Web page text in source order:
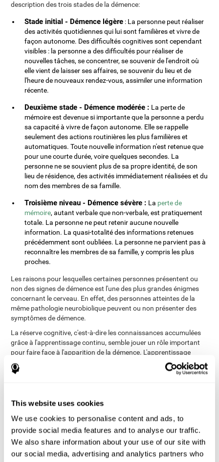
This website uses cookies
We use cookies to personalise content and ads, to
provide social media features and to analyse our traffic.
We also share information about your use of our site with
our social media, advertising and analytics partners who
description des trois stades de la démence:
Stade initial - Démence légère : La personne peut réaliser
des activités quotidiennes qui lui sont familières et vivre de
façon autonome. Des difficultés cognitives sont cependant
visibles : la personne a des difficultés pour réaliser de
nouvelles tâches, se concentrer, se souvenir de l'endroit où
elle vient de laisser ses affaires, se souvenir du lieu et de
l'heure de nouveaux rendez-vous, assimiler une information
récente.
Deuxième stade - Démence modérée : La perte de
mémoire est devenue si importante que la personne a perdu
sa capacité à vivre de façon autonome. Elle se rappelle
seulement des actions routinières les plus familières et
automatiques. Toute nouvelle information n'est retenue que
pour une courte durée, voire quelques secondes. La
personne ne se souvient plus de sa propre identité, de son
lieu de résidence, des activités immédiatement réalisées et du
nom des membres de sa famille.
Troisième niveau - Démence sévère : La perte de
mémoire, autant verbale que non-verbale, est pratiquement
totale. La personne ne peut retenir aucune nouvelle
information. La quasi-totalité des informations retenues
précédemment sont oubliées. La personne ne parvient pas à
reconnaître les membres de sa famille, y compris les plus
proches.
Les raisons pour lesquelles certaines personnes présentent ou
non des signes de démence est l'une des plus grandes énigmes
concernant le cerveau. En effet, des personnes atteintes de la
même pathologie neurobiolique peuvent ou non présenter des
symptômes de démence.
La réserve cognitive, c'est-à-dire les connaissances accumulées
grâce à l'apprentissage continu, semble jouer un rôle important
pour faire face à l'apparition de la démence. L'apprentissage
continu apprend au cerveau à modifier son activité neuronale
pour relever le défi de la nouvelle situation. Par conséquent,
l'entraînement de fonctions cognitives inexploitées, par exemple
capacité d'adaptation dont il a besoin pour repenser et réadapter
les circuits neuronaux face aux défis posés par la démence.